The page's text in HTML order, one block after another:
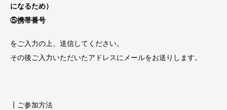
になるため）
⑤携帯番号
をご入力の上、送信してください。
その後ご入力いただいたアドレスにメールをお送りします。
┃ご参加方法